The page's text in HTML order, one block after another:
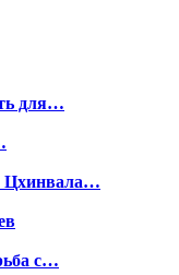
для…
Цхинвала…
с…